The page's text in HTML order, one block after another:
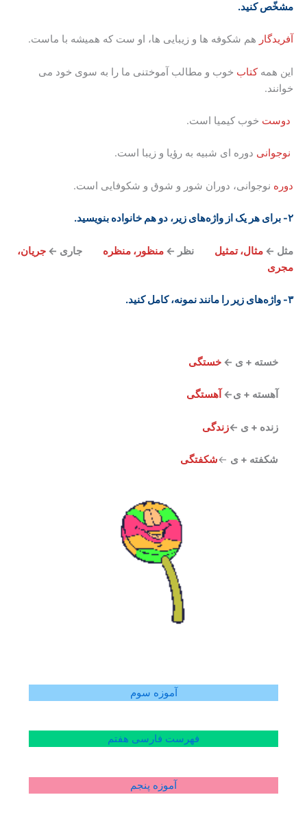
مشخّص کنید.
آفریدگار هم شکوفه ها و زیبایی ها، او ست که همیشه با ماست.
این همهکتاب خوب و مطالب آموختنی ما را به سوی خود می
خوانند.
دوست خوب کیمیا است.
نوجوانی دوره ای شبیه به رؤیا و زیبا است.
دوره نوجوانی، دوران شور و شوق و شکوفایی است.
۲- برای هر یک از واژه‌های زیر، دو هم خانواده بنویسید .
مثل ← مثال، تمثیل نظر ← منظور، منظره جاری ← جریان،
مجری
۳- واژه‌های زیر را مانند نمونه، کامل کنید .
خسته + ی ← خستگی
آهسته + ی← آهستگی
زنده + ی ←زندگی
شکفته + ی ←شکفتگی
آموزه سوم
فهرست فارسی هفتم
آموزه پنجم